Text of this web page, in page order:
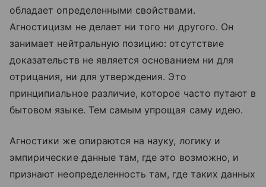
обладает определенными свойствами.
Агностицизм не делает ни того ни другого. Он
занимает нейтральную позицию: отсутствие
доказательств не является основанием ни для
отрицания, ни для утверждения. Это
принципиальное различие, которое часто путают в
бытовом языке. Тем самым упрощая саму идею.
Агностики же опираются на науку, логику и
эмпирические данные там, где это возможно, и
признают неопределенность там, где таких данных